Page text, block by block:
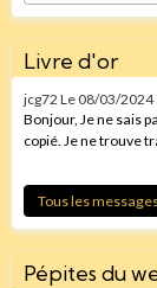
Livre d'or
jcg72 Le 08/03/2024
Bonjour, Je ne sais
copié. Je ne trouve
Tous les
Pépites du